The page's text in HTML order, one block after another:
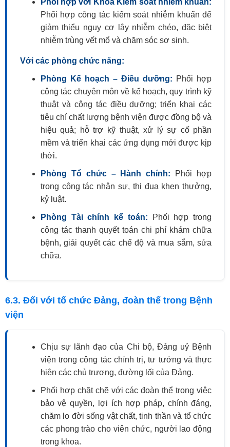
Phối hợp với Khoa Kiểm soát nhiễm khuẩn:
Phối hợp công tác kiểm soát nhiễm khuẩn để
giảm thiểu nguy cơ lây nhiễm chéo, đặc biệt
nhiễm trùng vết mổ và chăm sóc sơ sinh.
Với các phòng chức năng:
Phòng Kế hoạch – Điều dưỡng: Phối hợp
công tác chuyên môn về kế hoạch, quy trình kỹ
thuật và công tác điều dưỡng; triển khai các
tiêu chí chất lượng bệnh viện được đồng bộ và
hiệu quả; hỗ trợ kỹ thuật, xử lý sự cố phần
mềm và triển khai các ứng dụng mới được kịp
thời.
Phòng Tổ chức – Hành chính: Phối hợp
trong công tác nhân sự, thi đua khen thưởng,
kỷ luật.
Phòng Tài chính kế toán: Phối hợp trong
công tác thanh quyết toán chi phí khám chữa
bệnh, giải quyết các chế độ và mua sắm, sửa
chữa.
6.3. Đối với tổ chức Đảng, đoàn thể trong Bệnh
viện
Chịu sự lãnh đạo của Chi bộ, Đảng uỷ Bệnh
viện trong công tác chính trị, tư tưởng và thực
hiện các chủ trương, đường lối của Đảng.
Phối hợp chặt chẽ với các đoàn thể trong việc
bảo vệ quyền, lợi ích hợp pháp, chính đáng,
chăm lo đời sống vật chất, tinh thần và tổ chức
các phong trào cho viên chức, người lao động
trong khoa.